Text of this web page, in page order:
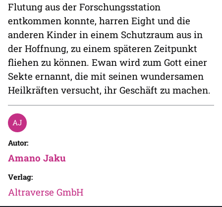
Flutung aus der Forschungsstation
entkommen konnte, harren Eight und die
anderen Kinder in einem Schutzraum aus in
der Hoffnung, zu einem späteren Zeitpunkt
fliehen zu können. Ewan wird zum Gott einer
Sekte ernannt, die mit seinen wundersamen
Heilkräften versucht, ihr Geschäft zu machen.
Autor:
Amano Jaku
Verlag:
Altraverse GmbH